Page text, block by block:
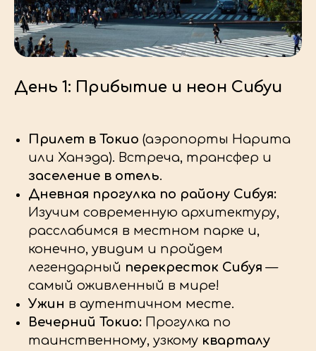
День 1: Прибытие и неон Сибуи
Прилет в Токио (аэропорты Нарита
или Ханэда). Встреча, трансфер и
заселение в отель.
Дневная прогулка по району Сибуя:
Изучим современную архитектуру,
расслабимся в местном парке и,
конечно, увидим и пройдем
легендарный перекресток Сибуя —
самый оживленный в мире!
Ужин в аутентичном месте.
Вечерний Токио: Прогулка по
таинственному, узкому кварталу